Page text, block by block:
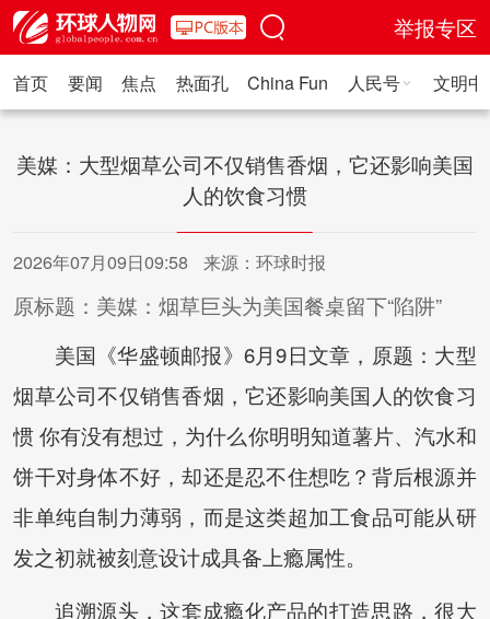
举报专区
首页 要闻 焦点 热面孔 China Fun 人民号 文明
美媒：大型烟草公司不仅销售香烟，它还影响美国
人的饮食习惯
2026年07月09日09:58 来源：环球时报
原标题：美媒：烟草巨头为美国餐桌留下“陷阱”
美国《华盛顿邮报》6月9日文章，原题：大型
烟草公司不仅销售香烟，它还影响美国人的饮食习
惯 你有没有想过，为什么你明明知道薯片、汽水和
饼干对身体不好，却还是忍不住想吃？背后根源并
非单纯自制力薄弱，而是这类超加工食品可能从研
发之初就被刻意设计成具备上瘾属性。
追溯源头，这套成瘾化产品的打造思路，很大